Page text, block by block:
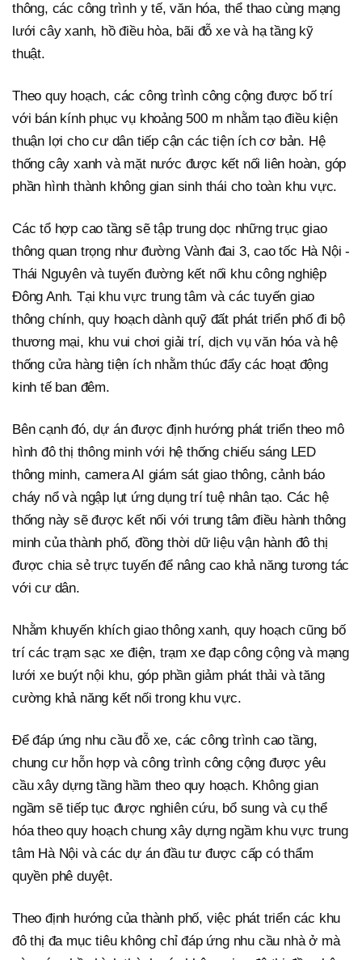
thông, các công trình y tế, văn hóa, thể thao cùng mạng
lưới cây xanh, hồ điều hòa, bãi đỗ xe và hạ tầng kỹ
thuật.
Theo quy hoạch, các công trình công cộng được bố trí
với bán kính phục vụ khoảng 500 m nhằm tạo điều kiện
thuận lợi cho cư dân tiếp cận các tiện ích cơ bản. Hệ
thống cây xanh và mặt nước được kết nối liên hoàn, góp
phần hình thành không gian sinh thái cho toàn khu vực.
Các tổ hợp cao tầng sẽ tập trung dọc những trục giao
thông quan trọng như đường Vành đai 3, cao tốc Hà Nội -
Thái Nguyên và tuyến đường kết nối khu công nghiệp
Đông Anh. Tại khu vực trung tâm và các tuyến giao
thông chính, quy hoạch dành quỹ đất phát triển phố đi bộ
thương mại, khu vui chơi giải trí, dịch vụ văn hóa và hệ
thống cửa hàng tiện ích nhằm thúc đẩy các hoạt động
kinh tế ban đêm.
Bên cạnh đó, dự án được định hướng phát triển theo mô
hình đô thị thông minh với hệ thống chiếu sáng LED
thông minh, camera AI giám sát giao thông, cảnh báo
cháy nổ và ngập lụt ứng dụng trí tuệ nhân tạo. Các hệ
thống này sẽ được kết nối với trung tâm điều hành thông
minh của thành phố, đồng thời dữ liệu vận hành đô thị
được chia sẻ trực tuyến để nâng cao khả năng tương tác
với cư dân.
Nhằm khuyến khích giao thông xanh, quy hoạch cũng bố
trí các trạm sạc xe điện, trạm xe đạp công cộng và mạng
lưới xe buýt nội khu, góp phần giảm phát thải và tăng
cường khả năng kết nối trong khu vực.
Để đáp ứng nhu cầu đỗ xe, các công trình cao tầng,
chung cư hỗn hợp và công trình công cộng được yêu
cầu xây dựng tầng hầm theo quy hoạch. Không gian
ngầm sẽ tiếp tục được nghiên cứu, bổ sung và cụ thể
hóa theo quy hoạch chung xây dựng ngầm khu vực trung
tâm Hà Nội và các dự án đầu tư được cấp có thẩm
quyền phê duyệt.
Theo định hướng của thành phố, việc phát triển các khu
đô thị đa mục tiêu không chỉ đáp ứng nhu cầu nhà ở mà